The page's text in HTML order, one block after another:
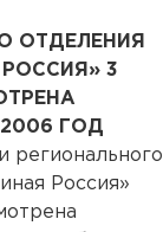
ОТДЕЛЕНИЯ
3
ГОД
Россия»